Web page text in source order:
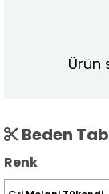
Ürün
Beden
Renk